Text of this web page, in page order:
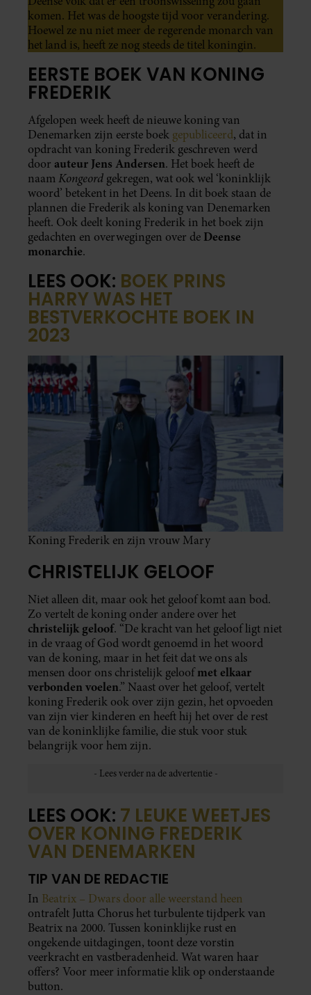
komen. Het was de hoogste tijd voor verandering.
Hoewel ze nu niet meer de regerende monarch van
het land is, heeft ze nog steeds de titel koningin.
EERSTE BOEK VAN KONING
FREDERIK
Afgelopen week heeft de nieuwe koning van
Denemarken zijn eerste boek gepubliceerd, dat in
opdracht van koning Frederik geschreven werd
door auteur Jens Andersen. Het boek heeft de
naamKongeord gekregen, wat ook wel ‘koninklijk
woord’ betekent in het Deens. In dit boek staan de
plannen die Frederik als koning van Denemarken
heeft. Ook deelt koning Frederik in het boek zijn
gedachten en overwegingen over de Deense
monarchie.
LEES OOK: BOEK PRINS
HARRY WAS HET
BESTVERKOCHTE BOEK IN
2023
Koning Frederik en zijn vrouw Mary
CHRISTELIJK GELOOF
Niet alleen dit, maar ook het geloof komt aan bod.
Zo vertelt de koning onder andere over het
christelijk geloof. “De kracht van het geloof ligt niet
in de vraag of God wordt genoemd in het woord
van de koning, maar in het feit dat we ons als
mensen door ons christelijk geloofmet elkaar
verbonden voelen.” Naast over het geloof, vertelt
koning Frederik ook over zijn gezin, het opvoeden
van zijn vier kinderen en heeft hij het over de rest
van de koninklijke familie, die stuk voor stuk
belangrijk voor hem zijn.
LEES OOK: 7 LEUKE WEETJES
OVER KONING FREDERIK
VAN DENEMARKEN
TIP VAN DE REDACTIE
In Beatrix – Dwars door alle weerstand heen
ontrafelt Jutta Chorus het turbulente tijdperk van
Beatrix na 2000. Tussen koninklijke rust en
ongekende uitdagingen, toont deze vorstin
veerkracht en vastberadenheid. Wat waren haar
offers? Voor meer informatie klik op onderstaande
button.